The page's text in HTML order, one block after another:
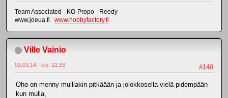
Team Associated - KO-Propo - Reedy
www.joeua.fi www.hobbyfactory.fi
Ville Vainio
#140
03.03.14 - klo: 21.33
Oho on menny muillakin pitkäään ja jolokkosella vielä pidempään
kun mulla,